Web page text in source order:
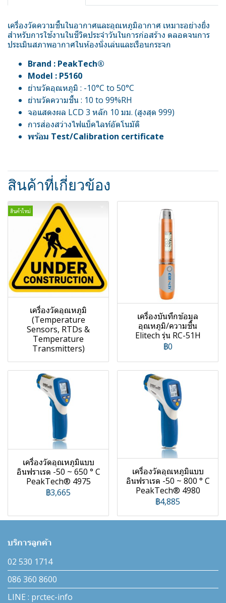
เครื่องวัดความชื้นในอากาศและอุณหภูมิอากาศ เหมาะอย่างยิ่ง
สำหรับการใช้งานในชีวิตประจำวันในการก่อสร้าง ตลอดจนการ
ประเมินสภาพอากาศในห้องนั่งเล่นและเรือนกระจก
Brand : PeakTech®
Model : P5160
ย่านวัดอุณหภูมิ : -10°C to 50°C
ย่านวัดความชื้น : 10 to 99%RH
จอแสดงผล LCD 3 หลัก 10 มม. (สูงสุด 999)
การส่องสว่างไฟแบ็คไลท์อัตโนมัติ
พร้อม Test/Calibration certificate
สินค้าที่เกี่ยวข้อง
สินค้าใหม่
เครื่องวัดอุณหภูมิ
(Temperature
Sensors, RTDs &
Temperature
Transmitters)
เครื่องบันทึกข้อมูล
อุณหภูมิ/ความชื้น
Elitech รุ่น RC-51H
฿0
เครื่องวัดอุณหภูมิแบบ
อินฟราเรด -50 ~ 650 ° C
PeakTech® 4975
฿3,665
เครื่องวัดอุณหภูมิแบบ
อินฟราเรด -50 ~ 800 ° C
PeakTech® 4980
฿4,885
บริการลูกค้า
02 530 1714
086 360 8600
LINE : prctec-info